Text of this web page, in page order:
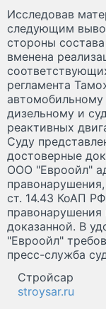
Исследовав
следующим
стороны
вменена
регламента
автомобильному
дизельному и
реактивных
Суду
достоверные
ООО "Евроойл"
ст. 14.43 КоАП
правонарушения
доказанной. В
"Евроойл"
пресс-служба
Стройсар
stroysar.ru